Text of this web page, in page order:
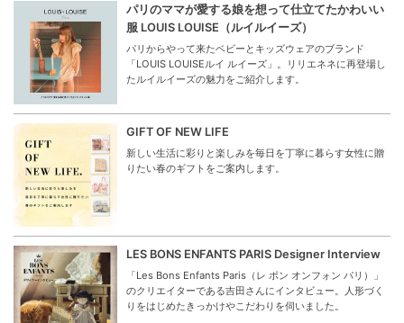
パリのママが愛する娘を想って仕立てたかわいい
服 LOUIS LOUISE（ルイルイーズ）
パリからやって来たベビーとキッズウェアのブランド
「LOUIS LOUISEルイ ルイーズ」。リリエネネに再登場し
たルイルイーズの魅力をご紹介します。
GIFT OF NEW LIFE
新しい生活に彩りと楽しみを毎日を丁寧に暮らす女性に贈
りたい春のギフトをご案内します。
LES BONS ENFANTS PARIS Designer Interview
「Les Bons Enfants Paris（レ ボン オンフォン パリ）」
のクリエイターである吉田さんにインタビュー。人形づく
りをはじめたきっかけやこだわりを伺いました。